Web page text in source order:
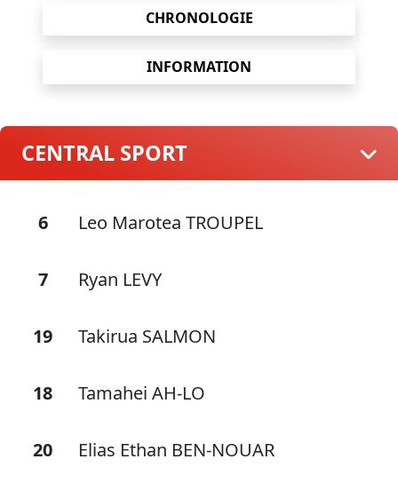
CHRONOLOGIE
INFORMATION
CENTRAL SPORT
6 Leo Marotea TROUPEL
7 Ryan LEVY
19 Takirua SALMON
18 Tamahei AH-LO
20 Elias Ethan BEN-NOUAR